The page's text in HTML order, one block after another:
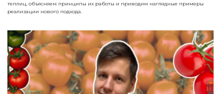
теплиц, объясняем принципы их работы и приводим наглядные примеры
реализации нового подхода.